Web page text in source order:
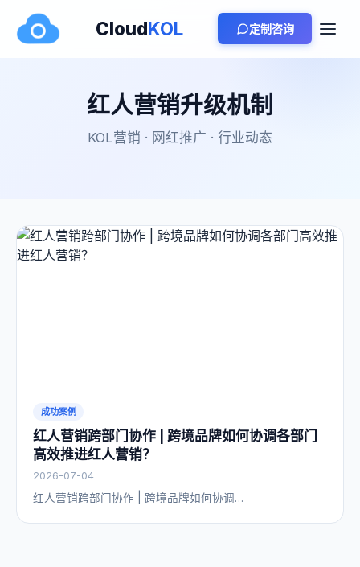
CloudKOL 定制咨询
红人营销升级机制
KOL营销 · 网红推广 · 行业动态
成功案例
红人营销跨部门协作 | 跨境品牌如何协调各部门
高效推进红人营销？
2026-07-04
红人营销跨部门协作 | 跨境品牌如何协调…